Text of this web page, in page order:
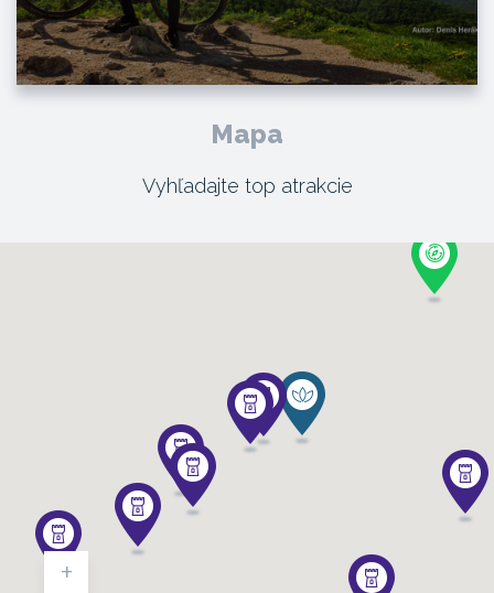
Mapa
Vyhľadajte top atrakcie
+